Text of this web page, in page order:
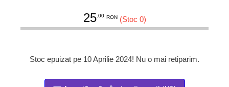
25.00 RON (Stoc 0)
Stoc epuizat pe 10 Aprilie 2024! Nu o mai retiparim.